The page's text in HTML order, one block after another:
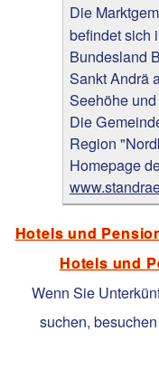
Die
befindet sich
Bundesland
Sankt Andrä
Seehöhe
Die
Region
Homepage
Hotels und
Hotels und
Wenn Sie
suchen,